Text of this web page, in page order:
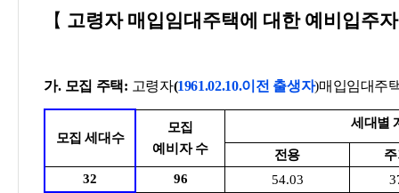
【 고령자 매입임대주택에 대한 예비입주
가. 모집 주택: 고령자(1961.02.10.이전 출생자)매입임대주
모집 세대수
모집
예비자 수
세대별
전용
32
96 54.03